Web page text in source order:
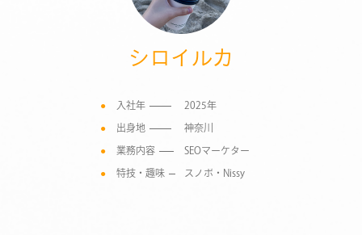
シロイルカ
入社年 2025年
出身地 神奈川
業務内容 SEOマーケター
特技・趣味 スノボ・Nissy